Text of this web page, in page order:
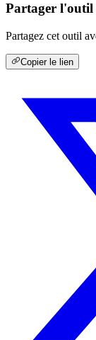
Partager l'outil
Partagez cet outil
Copier le lien